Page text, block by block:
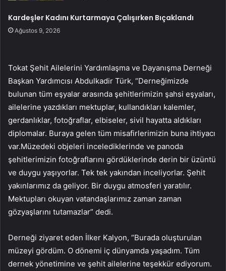
Kardeşler Kadını Kurtarmaya Çalışırken Bıçaklandı
Ağustos 9, 2026
Tokat Şehit Ailelerini Yardımlaşma ve Dayanışma Derneği
Başkan Yardımcısı Abdulkadir Türk, “Derneğimizde
bulunan tüm eşyalar arasında şehitlerimizin şahsi eşyaları,
ailelerine yazdıkları mektuplar, kullandıkları kalemler,
gerdanlıklar, fotoğraflar, elbiseler, sivil hayatta aldıkları
diplomalar. Buraya gelen tüm misafirlerimizin buna ihtiyacı
var.Müzedeki objeleri incelediklerinde ve panoda
şehitlerimizin fotoğraflarını gördüklerinde derin bir üzüntü
ve duygu yaşıyorlar. Tek tek yakından inceliyorlar. Şehit
yakınlarımız da geliyor. Bir duygu atmosferi yaratılır.
Mektupları okuyan vatandaşlarımız zaman zaman
gözyaşlarını tutamazlar” dedi.
Derneği ziyaret eden İlker Kalyon, “Burada oluşturulan
müzeyi gördüm. O dönemi iç dünyamda yaşadım. Tüm
dernek yönetimine ve şehit ailelerine teşekkür ediyorum.